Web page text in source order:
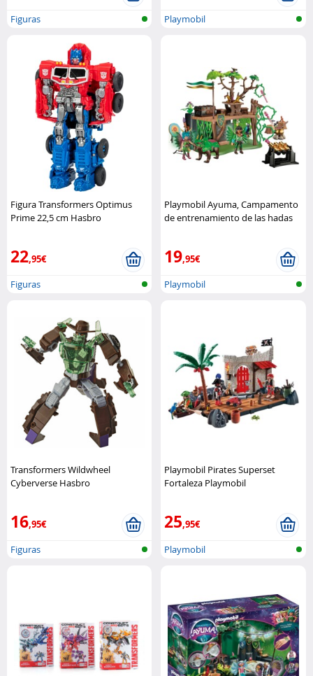
Figuras
Playmobil
Figura Transformers Optimus
Prime 22,5 cm Hasbro
22,95€
Figuras
Playmobil Ayuma, Campamento
de entrenamiento de las hadas
19,95€
Playmobil
Transformers Wildwheel
Cyberverse Hasbro
16,95€
Figuras
Playmobil Pirates Superset
Fortaleza Playmobil
25,95€
Playmobil